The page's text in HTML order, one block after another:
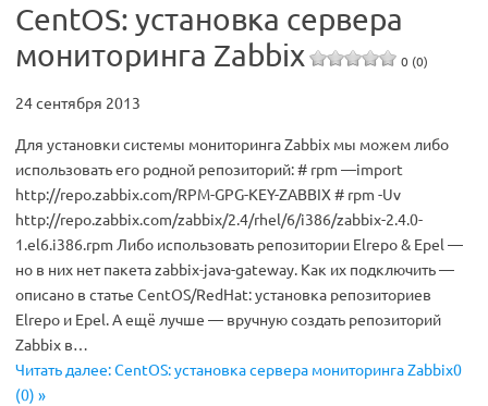
CentOS: установка сервера
мониторинга Zabbix
0 (0)
24 сентября 2013
Для установки системы мониторинга Zabbix мы можем либо
использовать его родной репозиторий: # rpm —import
http://repo.zabbix.com/RPM-GPG-KEY-ZABBIX # rpm -Uv
http://repo.zabbix.com/zabbix/2.4/rhel/6/i386/zabbix-2.4.0-
1.el6.i386.rpm Либо использовать репозитории Elrepo & Epel —
но в них нет пакета zabbix-java-gateway. Как их подключить —
описано в статье CentOS/RedHat: установка репозиториев
Elrepo и Epel. А ещё лучше — вручную создать репозиторий
Zabbix в…
Читать далее: CentOS: установка сервера мониторинга Zabbix0
(0) »